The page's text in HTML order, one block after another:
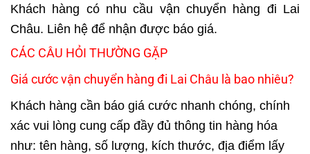
Khách hàng có nhu cầu vận chuyển hàng đi Lai
Châu. Liên hệ để nhận được báo giá.
CÁC CÂU HỎI THƯỜNG GẶP
Giá cước vận chuyển hàng đi Lai Châu là bao nhiêu?
Khách hàng cần báo giá cước nhanh chóng, chính
xác vui lòng cung cấp đầy đủ thông tin hàng hóa
như: tên hàng, số lượng, kích thước, địa điểm lấy